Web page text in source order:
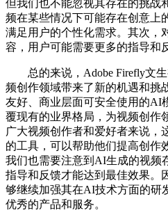
但我们也不能忽视其存在的挑战
频在某些情况下可能存在创意上
满足用户的个性化需求。其次，
容，用户可能需要更多的指导和
总的来说，Adobe Firefly文生
频创作领域带来了新的机遇和挑
友好、商业层面可安全使用的AI
覆现有的业界格局，为视频创作
广大视频创作者和爱好者来说，
的工具，可以帮助他们提高创作
我们也需要注意到AI生成的视频
指导和反馈才能达到最佳效果。
够继续加强其在AI技术方面的研
优秀的产品和服务。